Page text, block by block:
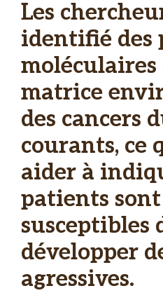
Les
identifié des
moléculaires
matrice
des cancers
courants, ce
aider à
patients sont
susceptibles
développer
agressives.